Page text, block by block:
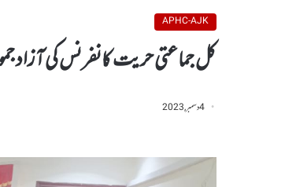
APHC-AJK
کل جماعتی حریت کانفرنس کی آزاد
4 دسمبر, 2023